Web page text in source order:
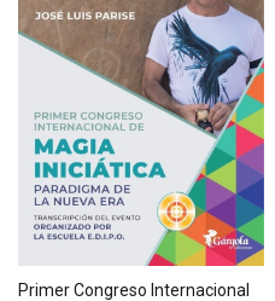
Primer Congreso Internacional